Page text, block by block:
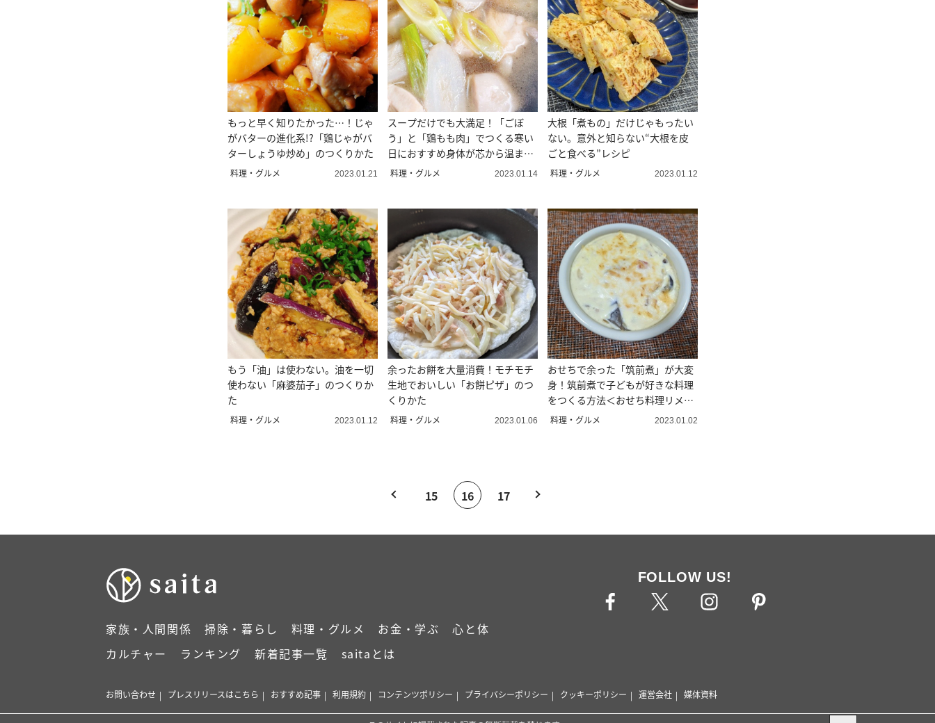
もっと早く知りたかった…！じゃ
がバターの進化系!?「鶏じゃがバ
ターしょうゆ炒め」のつくりかた
料理・グルメ 2023.01.21
スープだけでも大満足！「ごぼ
う」と「鶏もも肉」でつくる寒い
日におすすめ身体が芯から温まる
スープ
料理・グルメ 2023.01.14
大根「煮もの」だけじゃもったい
ない。意外と知らない“大根を皮
ごと食べる”レシピ
料理・グルメ 2023.01.12
もう「油」は使わない。油を一切
使わない「麻婆茄子」のつくりか
た
料理・グルメ 2023.01.12
余ったお餅を大量消費！モチモチ
生地でおいしい「お餅ピザ」のつ
くりかた
料理・グルメ 2023.01.06
おせちで余った「筑前煮」が大変
身！筑前煮で子どもが好きな料理
をつくる方法＜おせち料理リメイ
ク＞
料理・グルメ 2023.01.02
15 16 17
家族・人間関係 掃除・暮らし 料理・グルメ お金・学ぶ
心と体
カルチャー
ランキング 新着記事一覧 saitaとは
FOLLOW US!
お問い合わせ プレスリリースはこちら おすすめ記事 利用規約 コンテンツポリシー プライバシーポリシー クッキーポリシー 運営会社 媒体資料